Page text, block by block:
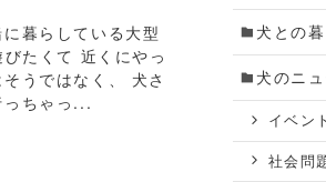
暮らしている大型
たくて 近くにやっ
うではなく、 犬さ
っちゃっ...
犬との
犬のニ
イベント
社会問